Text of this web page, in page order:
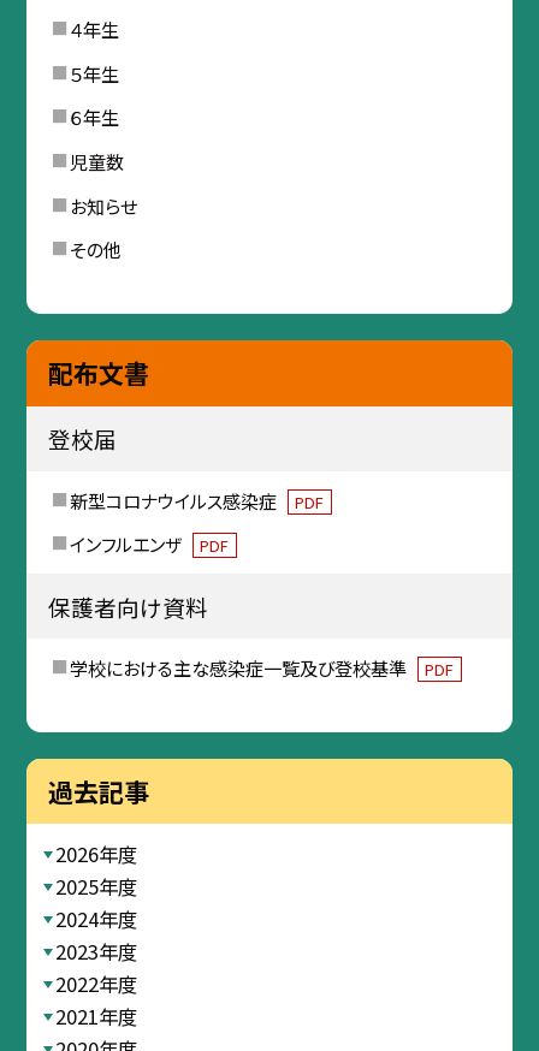
４年生
５年生
６年生
児童数
お知らせ
その他
配布文書
登校届
新型コロナウイルス感染症 PDF
インフルエンザ PDF
保護者向け資料
学校における主な感染症一覧及び登校基準 PDF
過去記事
2026年度
2025年度
2024年度
2023年度
2022年度
2021年度